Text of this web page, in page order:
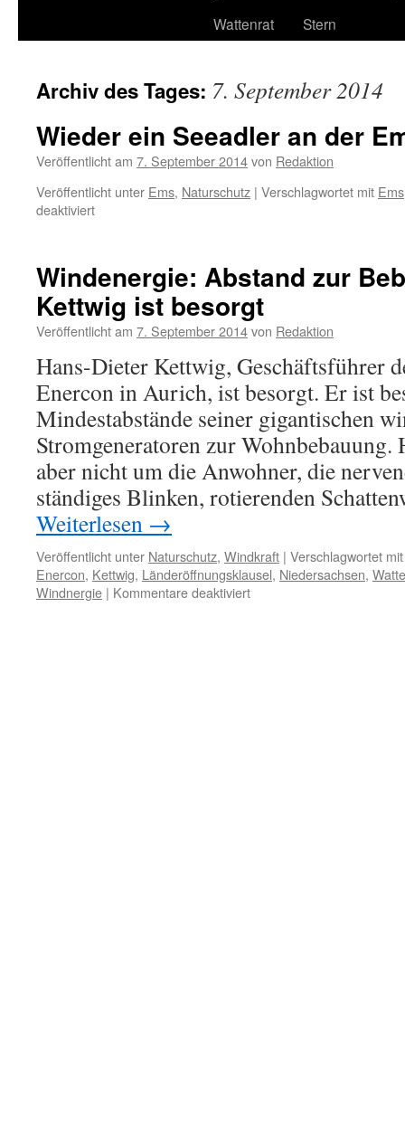
Wattenrat
Stern
Archiv des Tages: 7. September 2014
Wieder ein Seeadler an der
Veröffentlicht am 7. September 2014von Redaktion
Veröffentlicht unter Ems, Naturschutz | Verschlagwortet mit Ems
deaktiviertfür
an
der
Ems
Windenergie: Abstand zur
Kettwig ist besorgt
Veröffentlicht am 7. September 2014von Redaktion
Hans-Dieter Kettwig, Geschäftsführer
Enercon in Aurich, ist besorgt. Er ist
Mindestabstände seiner gigantischen
Stromgeneratoren zur
aber nicht um die Anwohner, die
ständiges Blinken, rotierenden
Weiterlesen →
Veröffentlicht unter Naturschutz, Windkraft | Verschlagwortet mit
Enercon, Kettwig, Länderöffnungsklausel, Niedersachsen,
Windnergie | Kommentare deaktiviertfür